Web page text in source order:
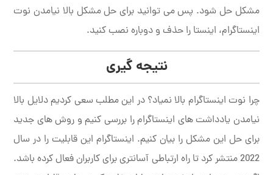
مشکل حل شود. پس می توانید برای حل مشکل بالا نیامدن نوت
اینستاگرام، اینستا را حذف و دوباره نصب کنید.
نتیجه گیری
چرا نوت اینستاگرام بالا نمیاد؟ در این مطلب سعی کردیم دلایل بالا
نیامدن یادداشت های اینستاگرام را بررسی کنیم و روش های جدید
برای حل این مشکل را بیان کنیم. اینستاگرام این قابلیت را در سال
2022 منتشر کرد تا راه ارتباطی آسانتری برای کاربران فعال کرده باشد.